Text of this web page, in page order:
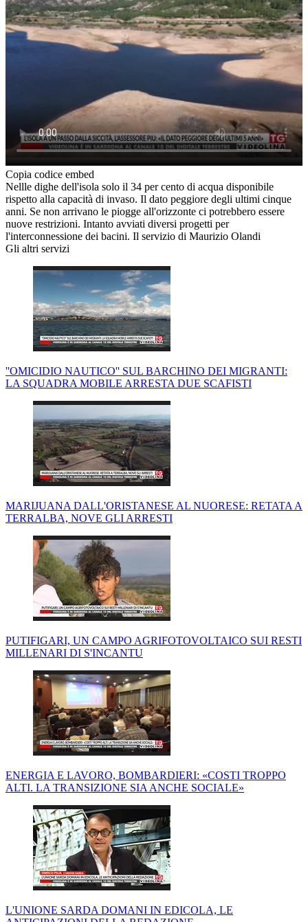
Copia codice embed
Nellle dighe dell'isola solo il 34 per cento di acqua disponibile
rispetto alla capacità di invaso. Il dato peggiore degli ultimi cinque
anni. Se non arrivano le piogge all'orizzonte ci potrebbero essere
nuove restrizioni. Intanto avviati diversi progetti per
l'interconnessione dei bacini. Il servizio di Maurizio Olandi
Gli altri servizi
''OMICIDIO NAUTICO'' SUL BARCHINO DEI MIGRANTI:
LA SQUADRA MOBILE ARRESTA DUE SCAFISTI
MARIJUANA DALL'ORISTANESE AL NUORESE: RETATA A
TERRALBA, NOVE GLI ARRESTI
PUTIFIGARI, UN CAMPO AGRIFOTOVOLTAICO SUI RESTI
MILLENARI DI S'INCANTU
ENERGIA E LAVORO, BOMBARDIERI: «COSTI TROPPO
ALTI. LA TRANSIZIONE SIA ANCHE SOCIALE»
L'UNIONE SARDA DOMANI IN EDICOLA, LE